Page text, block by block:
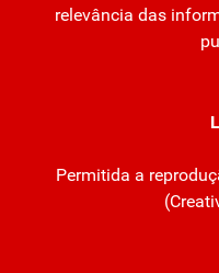
relevância das
Permitida a
(